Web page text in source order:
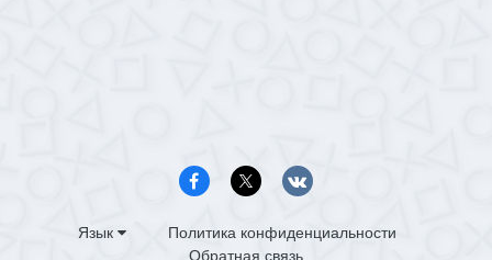
Язык
Политика конфиденциальности
Обратная связь